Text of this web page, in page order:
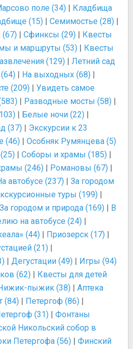
поле (34) | Кладбища
(15) | Семимостье (28) |
(67) | Сфинксы (29) | Квесты
и маршруты (53) | Квесты
(129) | Летний сад
| На выходных (68) |
(209) | Увидеть самое
| Разводные мосты (58) |
| Белые ночи (22) |
(37) | Экскурсии к 23
(46) | Особняк Румянцева (5)
| Соборы и храмы (185) |
(246) | Романовы (67) |
автобусе (237) | За городом
туры (199) |
За городом и природа (169) | В
на автобусе (24) |
(44) | Приозерск (17) |
(21) |
| Дегустации (49) | Игры (94)
(62) | Квесты для детей
пыжик (38) | Аптека
(84) | Петергоф (86) |
(31) | Фонтаны
Никольский собор в
Петергофа (56) | Финский